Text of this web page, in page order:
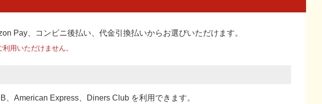
Pay、コンビニ後払い、代金引換払いからお選びいただけます。
用いただけません。
American Express、Diners Club を利用できます。